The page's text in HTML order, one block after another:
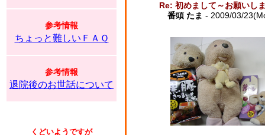
参考情報
ちょっと難しいＦＡＱ
参考情報
退院後のお世話について
くどいようですが
Re: 初めまして～お願いし
番頭 たま - 2009/03/